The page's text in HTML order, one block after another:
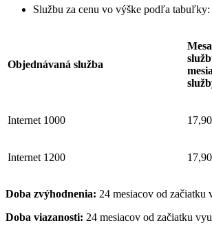
Službu za cenu vo výške podľa tabuľky:
Objednávaná služba
Internet 1000
Internet 1200
Doba zvýhodnenia: 24 mesiacov od začiatku
Doba viazanosti: 24 mesiacov od začiatku